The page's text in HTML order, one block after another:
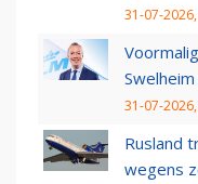
31-07-
31-07-
Rusland
wegens